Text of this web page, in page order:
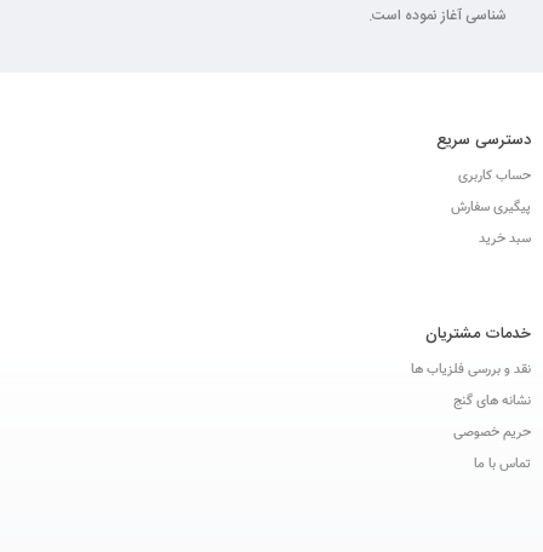
شناسی آغاز نموده است.
دسترسی سریع
حساب کاربری
پیگیری سفارش
سبد خرید
خدمات مشتریان
نقد و بررسی فلزیاب ها
نشانه های گنج
حریم خصوصی
تماس با ما